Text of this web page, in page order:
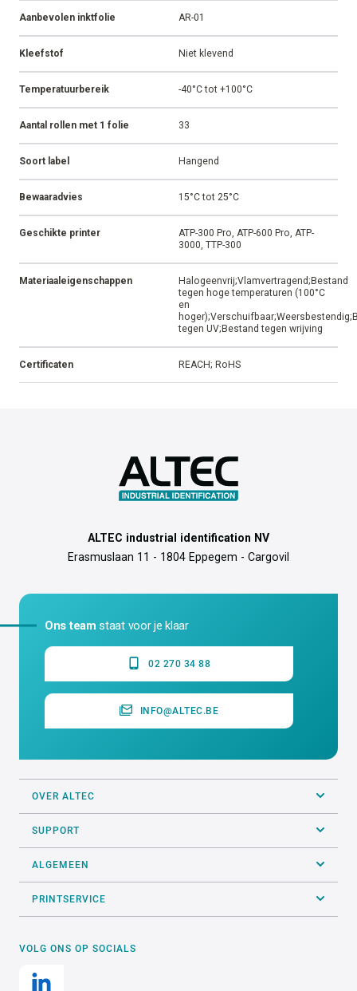
Aanbevolen inktfolie AR-01
Kleefstof Niet klevend
Temperatuurbereik -40°C tot +100°C
Aantal rollen met 1 folie 33
Soort label Hangend
Bewaaradvies 15°C tot 25°C
Geschikte printer
ATP-300 Pro, ATP-600 Pro, ATP-
3000, TTP-300
Materiaaleigenschappen
Halogeenvrij;Vlamvertragend;Bestand
tegen hoge temperaturen (100°C
en
tegen UV;Bestand tegen wrijving
Certificaten REACH; RoHS
ALTEC industrial identification NV
Erasmuslaan 11 - 1804 Eppegem - Cargovil
Ons team staat voor je klaar
02 270 34 88
INFO@ALTEC.BE
OVER ALTEC
SUPPORT
ALGEMEEN
PRINTSERVICE
VOLG ONS OP SOCIALS